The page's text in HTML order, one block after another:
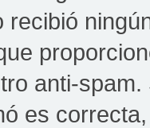
recibió
anti-
es